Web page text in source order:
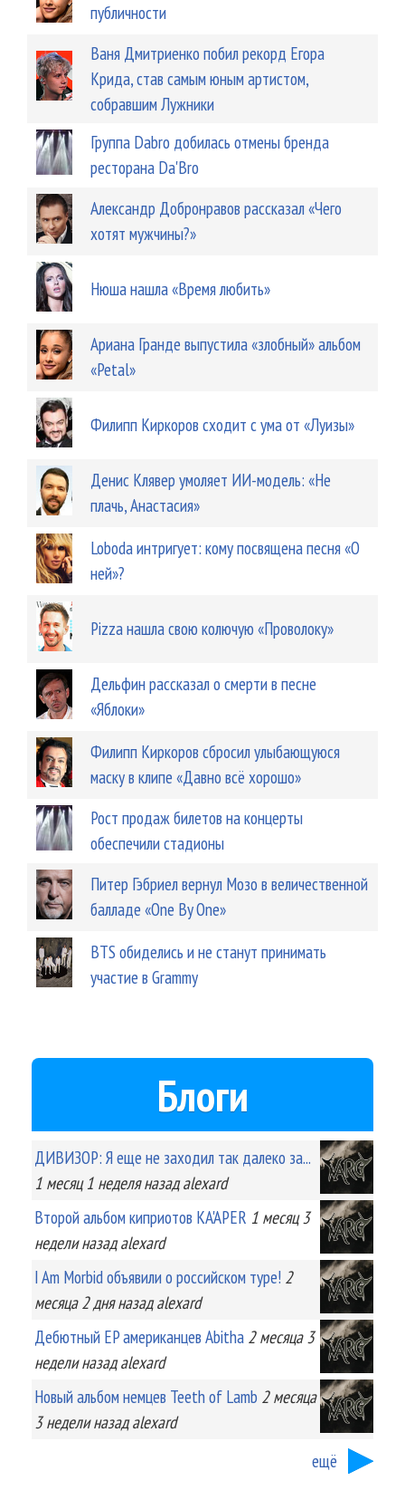
публичности
Ваня Дмитриенко побил рекорд Егора
Крида, став самым юным артистом,
собравшим Лужники
Группа Dabro добилась отмены бренда
ресторана Da'Bro
Александр Добронравов рассказал «Чего
хотят мужчины?»
Нюша нашла «Время любить»
Ариана Гранде выпустила «злобный» альбом
«Petal»
Филипп Киркоров сходит с ума от «Луизы»
Денис Клявер умоляет ИИ-модель: «Не
плачь, Анастасия»
Loboda интригует: кому посвящена песня «О
ней»?
Pizza нашла свою колючую «Проволоку»
Дельфин рассказал о смерти в песне
«Яблоки»
Филипп Киркоров сбросил улыбающуюся
маску в клипе «Давно всё хорошо»
Рост продаж билетов на концерты
обеспечили стадионы
Питер Гэбриел вернул Мозо в величественной
балладе «One By One»
BTS обиделись и не станут принимать
участие в Grammy
Блоги
ДИВИЗОР: Я еще не заходил так далеко за...
1 месяц 1 неделяназад alexard
Второй альбом киприотов KA'APER 1 месяц 3
неделиназад alexard
I Am Morbid объявили о российском туре! 2
месяца 2 дняназад alexard
Дебютный EP американцев Abitha 2 месяца 3
неделиназад alexard
Новый альбом немцев Teeth of Lamb 2 месяца
3 неделиназад alexard
ещё